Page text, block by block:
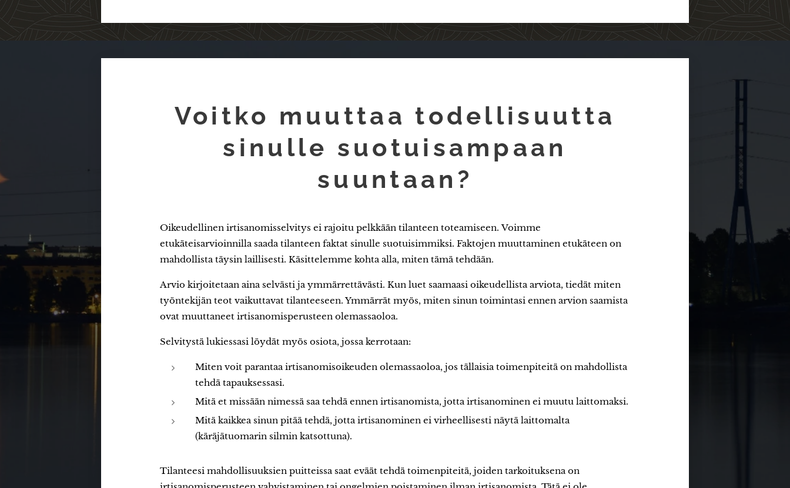
Voitko muuttaa todellisuutta
sinulle suotuisampaan
suuntaan?
Oikeudellinen irtisanomisselvitys ei rajoitu pelkkään tilanteen toteamiseen. Voimme
etukäteisarvioinnilla saada tilanteen faktat sinulle suotuisimmiksi. Faktojen muuttaminen etukäteen on
mahdollista täysin laillisesti. Käsittelemme kohta alla, miten tämä tehdään.
Arvio kirjoitetaan aina selvästi ja ymmärrettävästi. Kun luet saamaasi oikeudellista arviota, tiedät miten
työntekijän teot vaikuttavat tilanteeseen. Ymmärrät myös, miten sinun toimintasi ennen arvion saamista
ovat muuttaneet irtisanomisperusteen olemassaoloa.
Selvitystä lukiessasi löydät myös osiota, jossa kerrotaan:
Miten voit parantaa irtisanomisoikeuden olemassaoloa, jos tällaisia toimenpiteitä on mahdollista
tehdä tapauksessasi.
Mitä et missään nimessä saa tehdä ennen irtisanomista, jotta irtisanominen ei muutu laittomaksi.
Mitä kaikkea sinun pitää tehdä, jotta irtisanominen ei virheellisesti näytä laittomalta
(käräjätuomarin silmin katsottuna).
Tilanteesi mahdollisuuksien puitteissa saat eväät tehdä toimenpiteitä, joiden tarkoituksena on